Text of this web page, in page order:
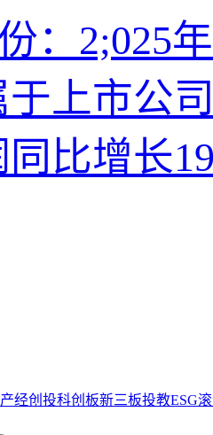
产经创投科创板新三板投教ESG